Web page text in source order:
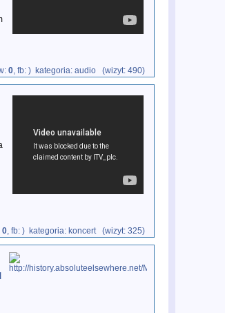
0, fb: ) kategoria: audio (wizyt: 490)
0, fb: ) kategoria: koncert (wizyt: 325)